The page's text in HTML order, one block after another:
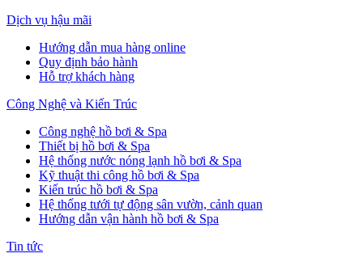
Dịch vụ hậu mãi
Hướng dẫn mua hàng online
Quy định bảo hành
Hỗ trợ khách hàng
Công Nghệ và Kiến Trúc
Công nghệ hồ bơi & Spa
Thiết bị hồ bơi & Spa
Hệ thống nước nóng lạnh hồ bơi & Spa
Kỹ thuật thi công hồ bơi & Spa
Kiến trúc hồ bơi & Spa
Hệ thống tưới tự động sân vườn, cảnh quan
Hướng dẫn vận hành hồ bơi & Spa
Tin tức